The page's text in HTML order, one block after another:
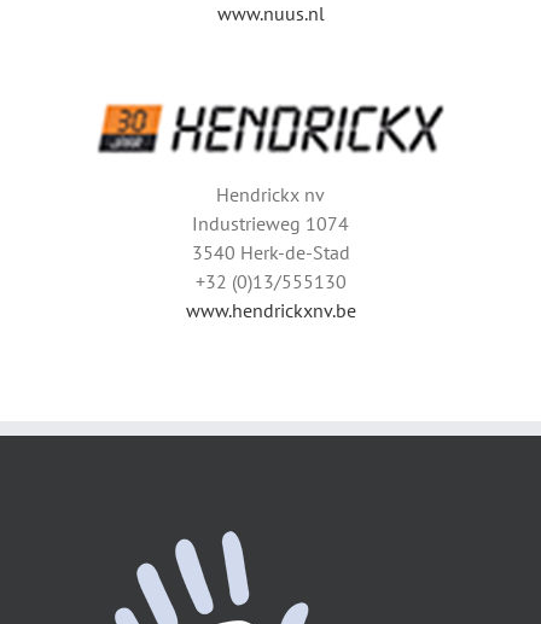
www.nuus.nl
Hendrickx nv
Industrieweg 1074
3540 Herk-de-Stad
+32 (0)13/555130
www.hendrickxnv.be